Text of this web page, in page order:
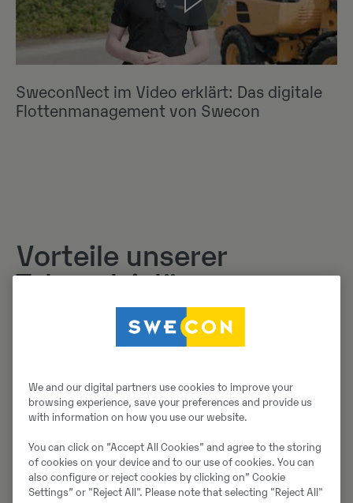
SweconNect im Video erklärt: Das digitale
Flottenmanagement von Swecon
Vorteile unserer
Telemetrielösung
Die 5G-fähige SweconNect Box bietet eine
eine schnelle Integration der Bestandsmaschinen in
ein digitales Flottenmanagement.
Transparenz und Struktur im Arbeitsalltag, was zu
einer positiven Klimabilanz beiträgt. Die Vernetzung
und Datenübertragung der Maschinen über mySwecon
We and our digital partners use cookies to improve your
browsing experience, save your preferences and provide us
with information on how you use our website.
You can click on ”Accept All Cookies” and agree to the storing
of cookies on your device and to our use of cookies. You can
also configure or reject cookies by clicking on” Cookie
Settings” or "Reject All". Please note that selecting "Reject All"